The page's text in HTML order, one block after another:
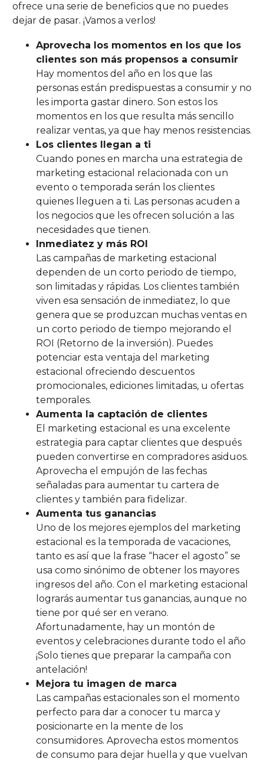
ofrece una serie de beneficios que no puedes
dejar de pasar. ¡Vamos a verlos!
Aprovecha los momentos en los que los
clientes son más propensos a consumir
Hay momentos del año en los que las
personas están predispuestas a consumir y no
les importa gastar dinero. Son estos los
momentos en los que resulta más sencillo
realizar ventas, ya que hay menos resistencias.
Los clientes llegan a ti
Cuando pones en marcha una estrategia de
marketing estacional relacionada con un
evento o temporada serán los clientes
quienes lleguen a ti. Las personas acuden a
los negocios que les ofrecen solución a las
necesidades que tienen.
Inmediatez y más ROI
Las campañas de marketing estacional
dependen de un corto periodo de tiempo,
son limitadas y rápidas. Los clientes también
viven esa sensación de inmediatez, lo que
genera que se produzcan muchas ventas en
un corto periodo de tiempo mejorando el
ROI (Retorno de la inversión). Puedes
potenciar esta ventaja del marketing
estacional ofreciendo descuentos
promocionales, ediciones limitadas, u ofertas
temporales.
Aumenta la captación de clientes
El marketing estacional es una excelente
estrategia para captar clientes que después
pueden convertirse en compradores asiduos.
Aprovecha el empujón de las fechas
señaladas para aumentar tu cartera de
clientes y también para fidelizar.
Aumenta tus ganancias
Uno de los mejores ejemplos del marketing
estacional es la temporada de vacaciones,
tanto es así que la frase “hacer el agosto” se
usa como sinónimo de obtener los mayores
ingresos del año. Con el marketing estacional
lograrás aumentar tus ganancias, aunque no
tiene por qué ser en verano.
Afortunadamente, hay un montón de
eventos y celebraciones durante todo el año
¡Solo tienes que preparar la campaña con
antelación!
Mejora tu imagen de marca
Las campañas estacionales son el momento
perfecto para dar a conocer tu marca y
posicionarte en la mente de los
consumidores. Aprovecha estos momentos
de consumo para dejar huella y que vuelvan